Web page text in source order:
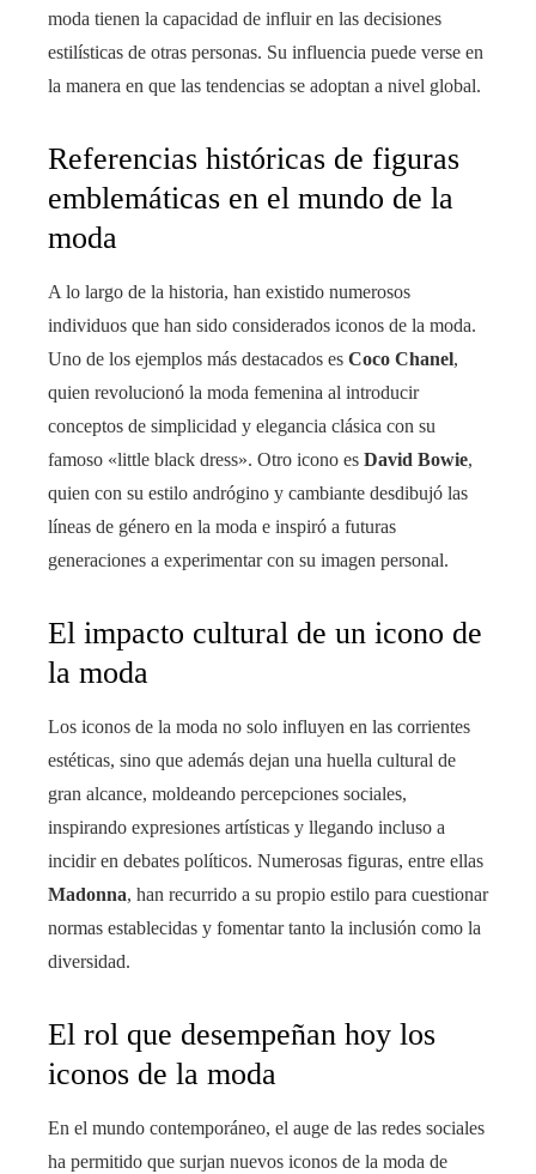
moda tienen la capacidad de influir en las decisiones
estilísticas de otras personas. Su influencia puede verse en
la manera en que las tendencias se adoptan a nivel global.
Referencias históricas de figuras
emblemáticas en el mundo de la
moda
A lo largo de la historia, han existido numerosos
individuos que han sido considerados iconos de la moda.
Uno de los ejemplos más destacados es Coco Chanel,
quien revolucionó la moda femenina al introducir
conceptos de simplicidad y elegancia clásica con su
famoso «little black dress». Otro icono es David Bowie,
quien con su estilo andrógino y cambiante desdibujó las
líneas de género en la moda e inspiró a futuras
generaciones a experimentar con su imagen personal.
El impacto cultural de un icono de
la moda
Los iconos de la moda no solo influyen en las corrientes
estéticas, sino que además dejan una huella cultural de
gran alcance, moldeando percepciones sociales,
inspirando expresiones artísticas y llegando incluso a
incidir en debates políticos. Numerosas figuras, entre ellas
Madonna, han recurrido a su propio estilo para cuestionar
normas establecidas y fomentar tanto la inclusión como la
diversidad.
El rol que desempeñan hoy los
iconos de la moda
En el mundo contemporáneo, el auge de las redes sociales
ha permitido que surjan nuevos iconos de la moda de